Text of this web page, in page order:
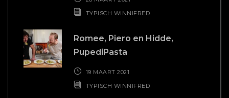
TYPISCH WINNIFRED
Romee, Piero en Hidde,
PupediPasta
19 MAART 2021
TYPISCH WINNIFRED